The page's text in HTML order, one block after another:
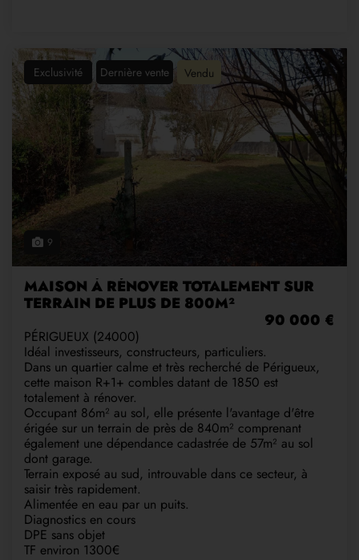
Exclusivité Dernière vente Vendu
9
MAISON À RÉNOVER TOTALEMENT SUR
TERRAIN DE PLUS DE 800M²
90 000 €
PÉRIGUEUX (24000)
Idéal investisseurs, constructeurs, particuliers.
Dans un quartier calme et très recherché de Périgueux,
cette maison R+1+ combles datant de 1850 est
totalement à rénover.
Occupant 86m² au sol, elle présente l'avantage d'être
érigée sur un terrain de près de 840m² comprenant
également une dépendance cadastrée de 57m² au sol
dont garage.
Terrain exposé au sud, introuvable dans ce secteur, à
saisir très rapidement.
Alimentée en eau par un puits.
Diagnostics en cours
DPE sans objet
TF environ 1300€